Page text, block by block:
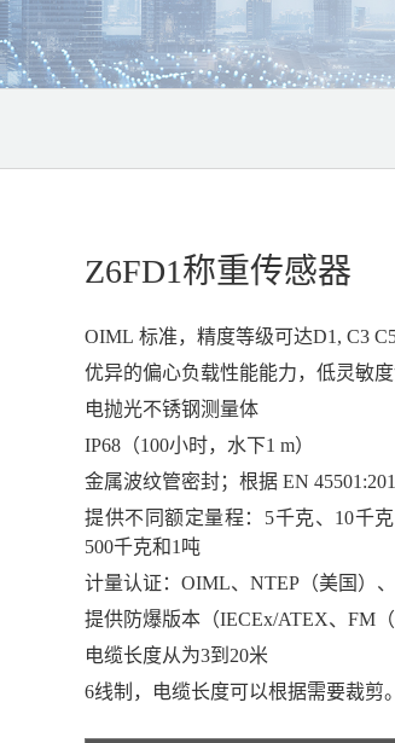
Z6FD1称重传感器
OIML 标准，精度等级可达D1, C3
优异的偏心负载性能能力，低灵敏
电抛光不锈钢测量体
IP68（100小时，水下1 m）
金属波纹管密封；根据 EN
提供不同额定量程：5千克、10千
500千克和1吨
计量认证：OIML、NTEP（美国）
提供防爆版本（IECEx/ATEX、FM（
电缆长度从为3到20米
6线制，电缆长度可以根据需要裁剪。